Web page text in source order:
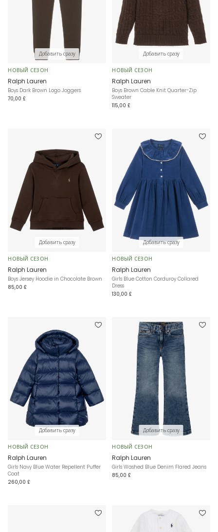
Добавить сразу
НОВЫЙ СЕЗОН
Ralph Lauren
Boys Dark Brown Logo Joggers
70,00 £
Добавить сразу
НОВЫЙ СЕЗОН
Ralph Lauren
Boys Brown Cable Knit Quarter-Zip
Sweater
115,00 £
Добавить сразу
НОВЫЙ СЕЗОН
Ralph Lauren
Boys Jersey Hoodie in Chocolate Brown
85,00 £
Добавить сразу
НОВЫЙ СЕЗОН
Ralph Lauren
Girls Blue Cotton Corduroy Collared
Dress
130,00 £
Добавить сразу
НОВЫЙ СЕЗОН
Ralph Lauren
Girls Navy Blue Water Repellent Puffer
Coat
260,00 £
Добавить сразу
НОВЫЙ СЕЗОН
Ralph Lauren
Girls Washed Blue Denim Flared Jeans
85,00 £